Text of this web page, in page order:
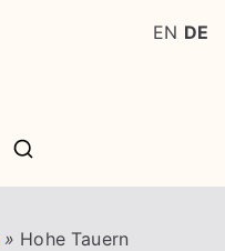
» Hohe Tauern
EN DE